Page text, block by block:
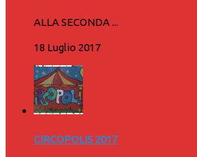
ALLA SECONDA ...
18 Luglio 2017
CIRCOPOLIS 2017